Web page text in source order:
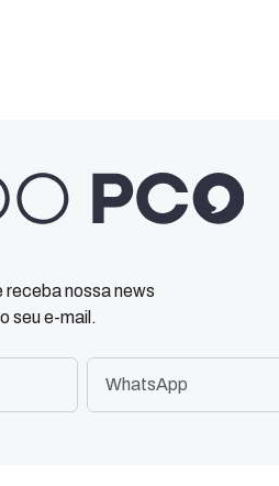
receba nossa news
seu e-mail.